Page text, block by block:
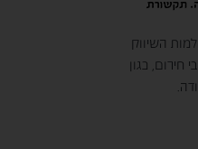
השיווק
במצבי חירום, כגון